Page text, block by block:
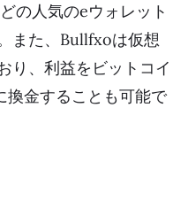
の人気のeウォレット
また、Bullfxoは仮想
り、利益をビットコイ
換金することも可能で